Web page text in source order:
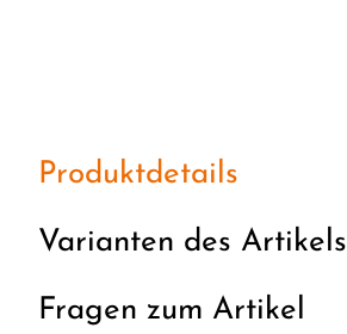
Produktdetails
Varianten des Artikels
Fragen zum Artikel